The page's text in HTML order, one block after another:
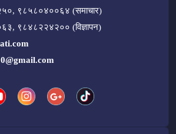
९८५८०४००६४ (समाचार)
९८४८२२४२०० (विज्ञापन)